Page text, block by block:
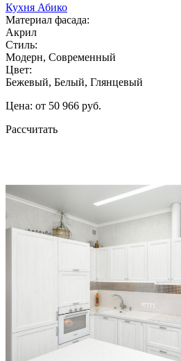
Кухня Абико
Материал фасада:
Акрил
Стиль:
Модерн, Современный
Цвет:
Бежевый, Белый, Глянцевый
Цена: от 50 966 руб.
Рассчитать